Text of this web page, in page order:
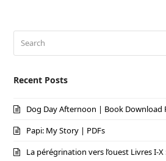
Recent Posts
Dog Day Afternoon | Book Download
Papi: My Story | PDFs
La pérégrination vers l’ouest Livres I-X